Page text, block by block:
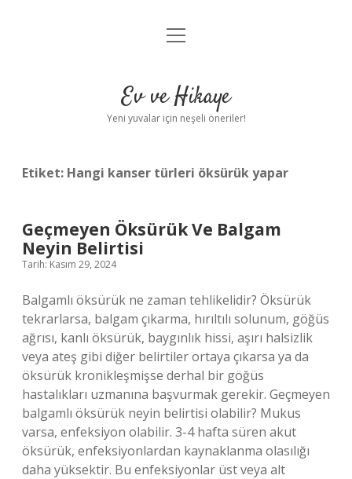
Anasayfa
Yasal Uyarı
menüyü
Ev ve Hikaye
Yeni yuvalar için neşeli öneriler!
Etiket: Hangi kanser türleri öksürük yapar
Geçmeyen Öksürük Ve Balgam
Neyin Belirtisi
Tarih: Kasım 29, 2024
Balgamlı öksürük ne zaman tehlikelidir? Öksürük
tekrarlarsa, balgam çıkarma, hırıltılı solunum, göğüs
ağrısı, kanlı öksürük, baygınlık hissi, aşırı halsizlik
veya ateş gibi diğer belirtiler ortaya çıkarsa ya da
öksürük kronikleşmişse derhal bir göğüs
hastalıkları uzmanına başvurmak gerekir. Geçmeyen
balgamlı öksürük neyin belirtisi olabilir? Mukus
varsa, enfeksiyon olabilir. 3-4 hafta süren akut
öksürük, enfeksiyonlardan kaynaklanma olasılığı
daha yüksektir. Bu enfeksiyonlar üst veya alt